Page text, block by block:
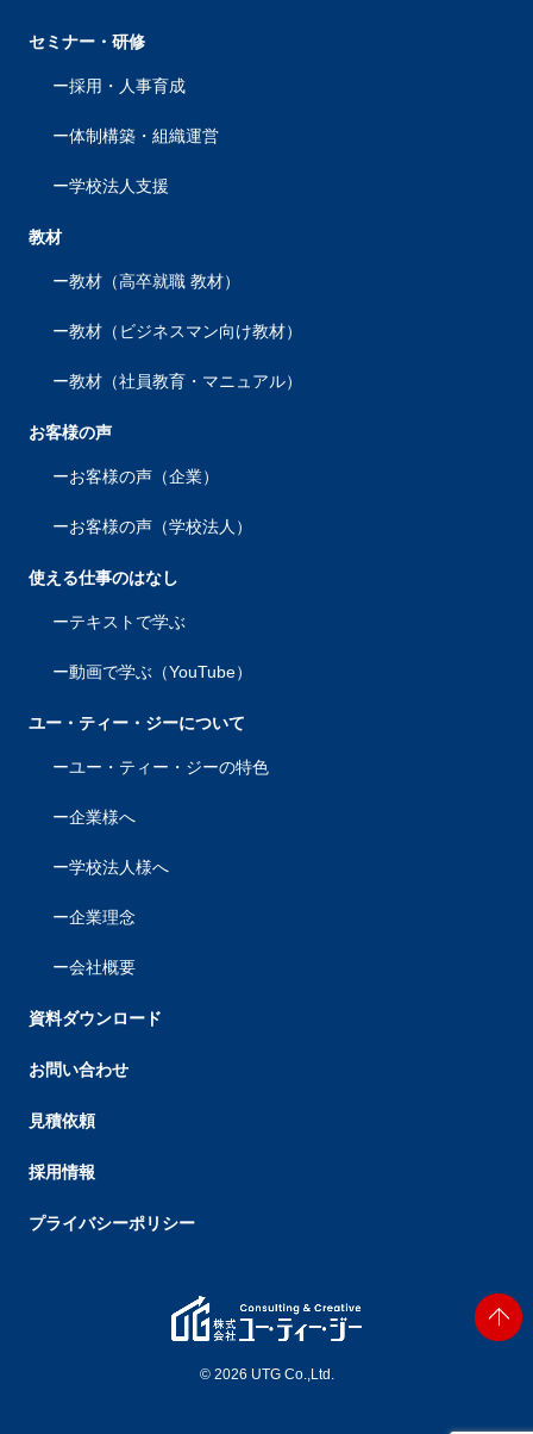
セミナー・研修
採用・人事育成
体制構築・組織運営
学校法人支援
教材
教材（高卒就職 教材）
教材（ビジネスマン向け教材）
教材（社員教育・マニュアル）
お客様の声
お客様の声（企業）
お客様の声（学校法人）
使える仕事のはなし
テキストで学ぶ
動画で学ぶ（YouTube）
ユー・ティー・ジーについて
ユー・ティー・ジーの特色
企業様へ
学校法人様へ
企業理念
会社概要
資料ダウンロード
お問い合わせ
見積依頼
採用情報
プライバシーポリシー
© 2026 UTG Co.,Ltd.